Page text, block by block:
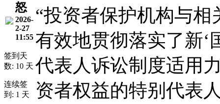
怒
2026-
2-27
11:55
签到天
数: 10 天
连续签
到: 1 天
“投资者保护机构与
有效地贯彻落实了新‘
代表人诉讼制度适用
资者权益的特别代表